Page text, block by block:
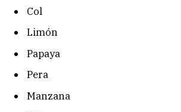
Col
Limón
Papaya
Pera
Manzana